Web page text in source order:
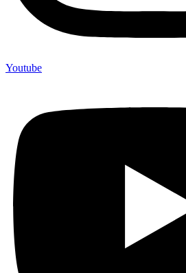
Youtube